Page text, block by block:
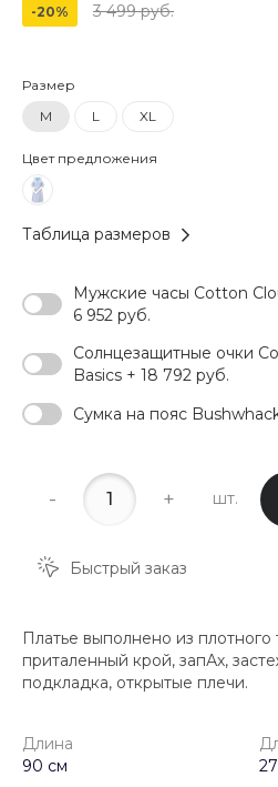
-20% 3 499 руб.
Размер
M
L XL
Цвет предложения
Таблица размеров
Мужские часы Cotton
6 952 руб.
Солнцезащитные очки
Basics + 18 792 руб.
Сумка на пояс
- + шт.
Быстрый заказ
Платье выполнено из плотного
приталенный крой, запАх,
подкладка, открытые плечи.
Длина
90 см